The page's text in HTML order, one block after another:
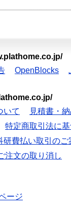
OpenBlocks
いて
見積書・
特定商取引法に
研費払い取引のご
注文の取り消し
ージ